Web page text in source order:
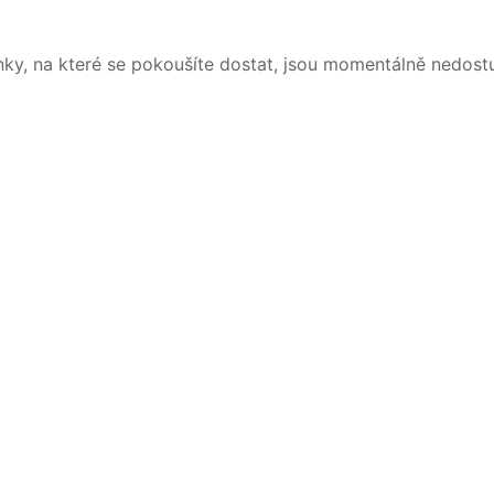
na které se pokoušíte dostat, jsou momentálně